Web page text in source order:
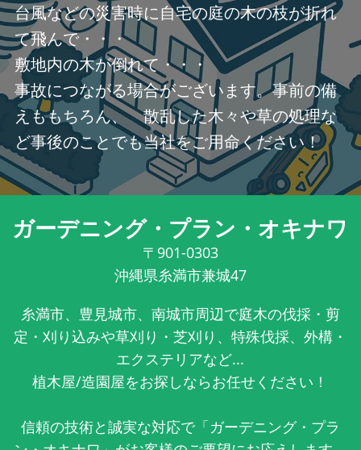
台風などの災害時に自宅の庭の木の枝が折れ
て飛んで・・・
敷地内の木が倒れて・・・
事故につながる場合がございます。事前の備
えももちろん、 散乱した木々や草の処理な
ど事後のことでも当社をご用命ください！
ガーデニング・プラン・オキナワ
〒901-0303
沖縄県糸満市兼城47
糸満市、豊見城市、南城市周辺で庭木の伐採・剪
定・刈り込みや草刈り・芝刈り、特殊伐採、外構・
エクステリアなど...
植木屋/造園屋をお探しならお任せください！
信頼の技術と誠実な対応で「ガーデニング・プラ